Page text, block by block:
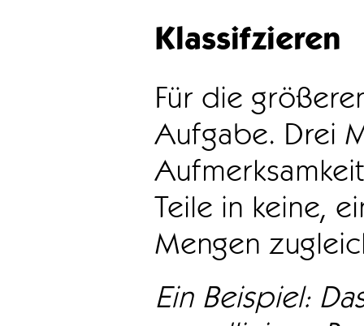
Klassifzieren
Für die
Aufgabe. Drei
Teile in keine,
Mengen
Ein Beispiel: